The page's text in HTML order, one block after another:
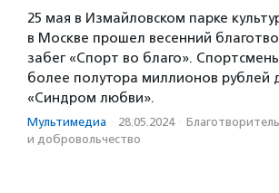
25 мая в Измайловском парке
в Москве прошел весенний
забег «Спорт во благо».
более полутора миллионов рублей
«Синдром любви».
Мультимедиа · 28.05.2024 ·
и доброволь­чест­во